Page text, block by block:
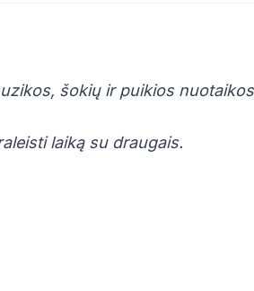
šokių ir puikios
laiką su draugais.